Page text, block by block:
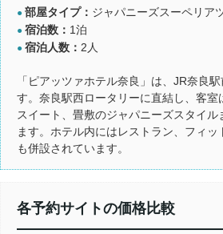
● 部屋タイプ： ジャパニーズスーペリア
● 宿泊数： 1泊
● 宿泊人数： 2人
「ピアッツァホテル奈良」は、JR奈良
す。奈良駅西ロータリーに直結し、客室
スイート、畳敷のジャパニーズスタイル
ます。ホテル内にはレストラン、フィッ
も併設されています。
各予約サイトの価格比較